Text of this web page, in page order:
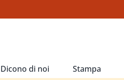
Dicono di noi Stampa